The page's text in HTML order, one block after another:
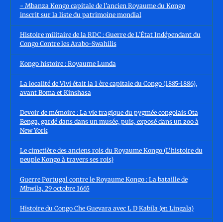
- Mbanza Kongo capitale de l’ancien Royaume du Kongo
inscrit sur la liste du patrimoine mondial
Histoire militaire de la RDC : Guerre de L'État Indépendant du
Congo Contre les Arabo-Swahilis
Kongo histoire : Royaume Lunda
La localité de Vivi était la 1 ère capitale du Congo (1885-1886),
avant Boma et Kinshasa
Devoir de mémoire : La vie tragique du pygmée congolais Ota
Benga, gardé dans dans un musée, puis, exposé dans un zoo à
New York
Le cimetière des anciens rois du Royaume Kongo (L'histoire du
peuple Kongo à travers ses rois)
Guerre Portugal contre le Royaume Kongo : La bataille de
Mbwila, 29 octobre 1665
Histoire du Congo Che Guevara avec L D Kabila (en Lingala)